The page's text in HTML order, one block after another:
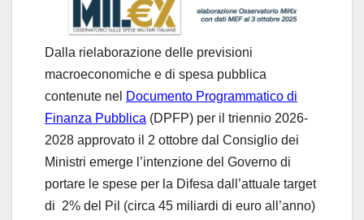
Dalla rielaborazione delle previsioni
macroeconomiche e di spesa pubblica
contenute nel Documento Programmatico di
Finanza Pubblica (DPFP) per il triennio 2026-
2028 approvato il 2 ottobre dal Consiglio dei
Ministri emerge l’intenzione del Governo di
portare le spese per la Difesa dall’attuale target
di 2% del Pil (circa 45 miliardi di euro all’anno)